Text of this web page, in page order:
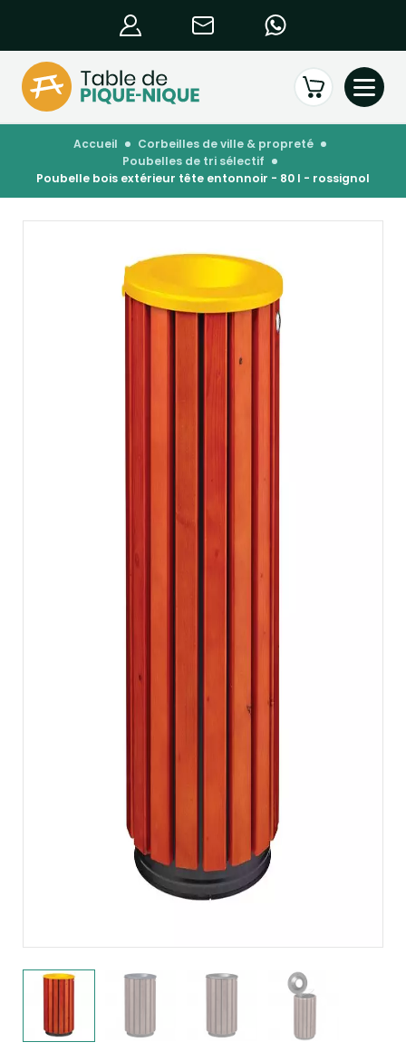
accueil
corbeilles de ville & propreté
poubelles de tri sélectif
poubelle bois extérieur tête entonnoir - 80 l - rossignol